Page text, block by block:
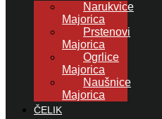
Narukvice
Majorica
Prstenovi
Majorica
Ogrlice
Majorica
Naušnice
Majorica
ČELIK